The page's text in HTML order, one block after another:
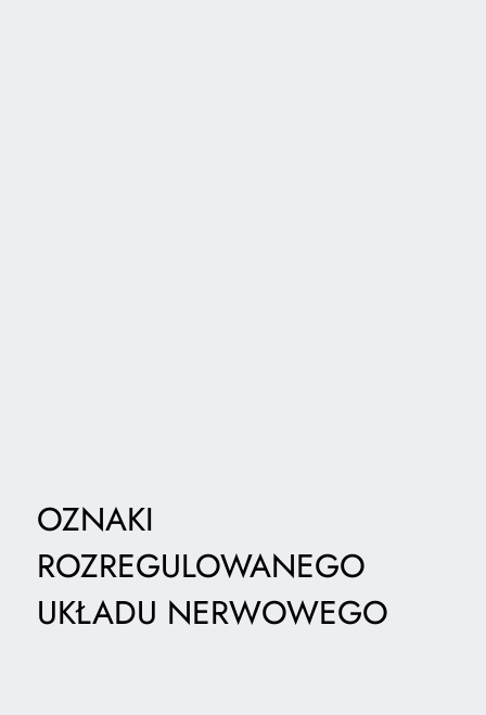
OZNAKI
ROZREGULOWANEGO
UKŁADU NERWOWEGO